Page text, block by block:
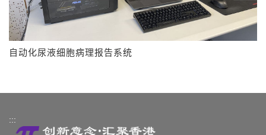
自动化尿液细胞病理报告系统
:::